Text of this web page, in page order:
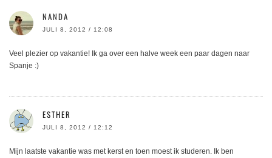
NANDA
JULI 8, 2012 / 12:08
Veel plezier op vakantie! Ik ga over een halve week een paar dagen naar
Spanje :)
ESTHER
JULI 8, 2012 / 12:12
Mijn laatste vakantie was met kerst en toen moest ik studeren. Ik ben